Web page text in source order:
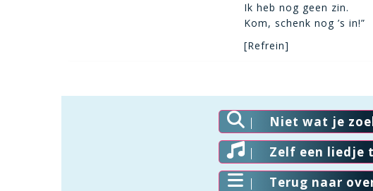
Ik heb nog geen zin.
Kom, schenk nog ’s in!”
[Refrein]
Niet wat je
Zelf een liedje
Terug naar